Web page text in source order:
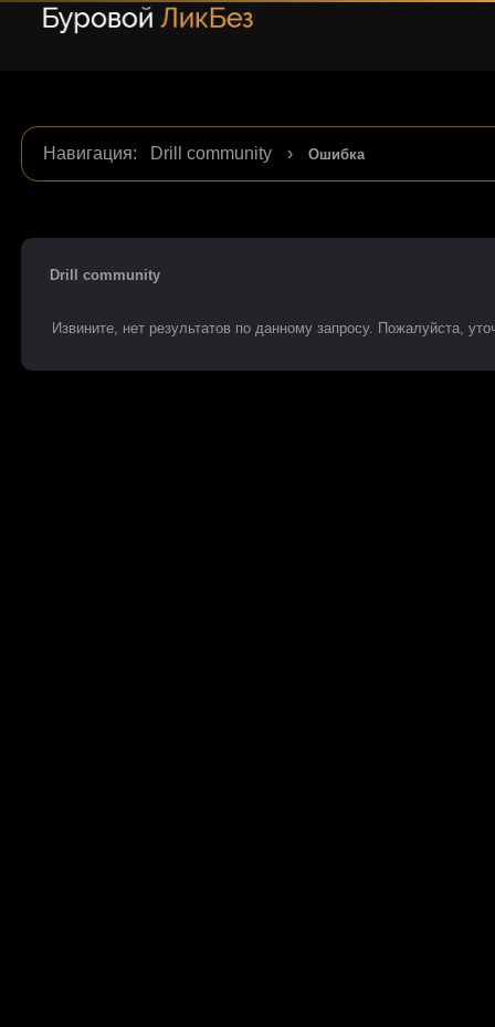
Навигация: Drill community › Ошибка
Drill community
Извините, нет результатов по данному запросу. Пожалуйста,